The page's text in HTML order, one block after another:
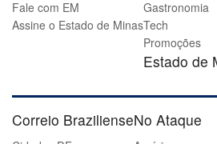
Fale com EM
Assine o Estado de Minas
Gastronomia
Tech
Promoções
Estado de
Correio BrazilienseNo Ataque